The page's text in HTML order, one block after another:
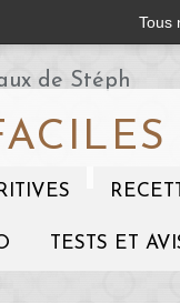
Tous
TESTS ET